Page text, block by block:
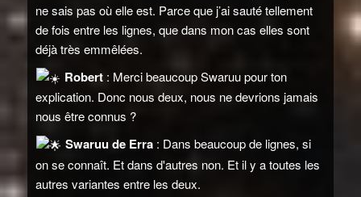
ne sais pas où elle est. Parce que j’ai sauté tellement
de fois entre les lignes, que dans mon cas elles sont
déjà très emmêlées.
Robert : Merci beaucoup Swaruu pour ton
explication. Donc nous deux, nous ne devrions jamais
nous être connus ?
Swaruu de Erra : Dans beaucoup de lignes, si
on se connaît. Et dans d'autres non. Et il y a toutes les
autres variantes entre les deux.